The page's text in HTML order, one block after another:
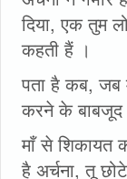
दिया, एक तुम
कहती हैं ।
पता है कब, जब
करने के बाबजूद
माँ से शिकायत
है अर्चना, तू